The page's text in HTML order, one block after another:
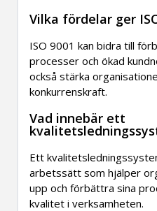
Vilka fördelar ger
ISO 9001 kan bidra till
processer och ökad
också stärka
konkurrenskraft.
Vad innebär ett
Ett
arbetssätt som hjälper
upp och förbättra sina
kvalitet i verksamheten.